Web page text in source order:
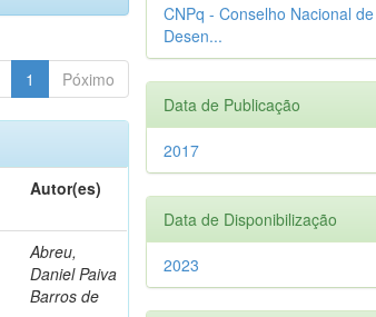
1 Póximo
Autor(es)
Abreu,
Daniel Paiva
Barros de
CNPq - Conselho Nacional de
Desen...
Data de Publicação
2017
Data de Disponibilização
2023